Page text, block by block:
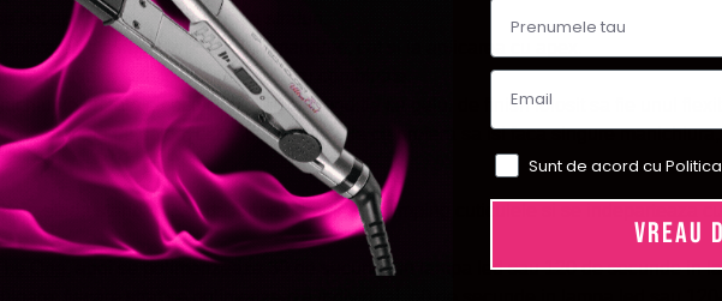
pot aplica intr-unul sau doua straturi.
clasica a ojei semipermanente, cat si la aplicarea cu apex.
compatibile si in formulele de lucru combinate.
lucrate cu acryl sau gel, cu conditia ca gelul de finish folosit sa fie unul
de salon, cat si pentru femeile ce prefera sa isi faca singure
metoda standard: se da forma unghiilor, se imping cuticulele si se indeparteaza cu
, apoi se polimerizeaza 30 de secunde in lampa led sau 120 de secunde in
fiecare strat se polimerizeaza individual: 60 de secunde in lampa led sau
Sunt de acord cu
VREAU